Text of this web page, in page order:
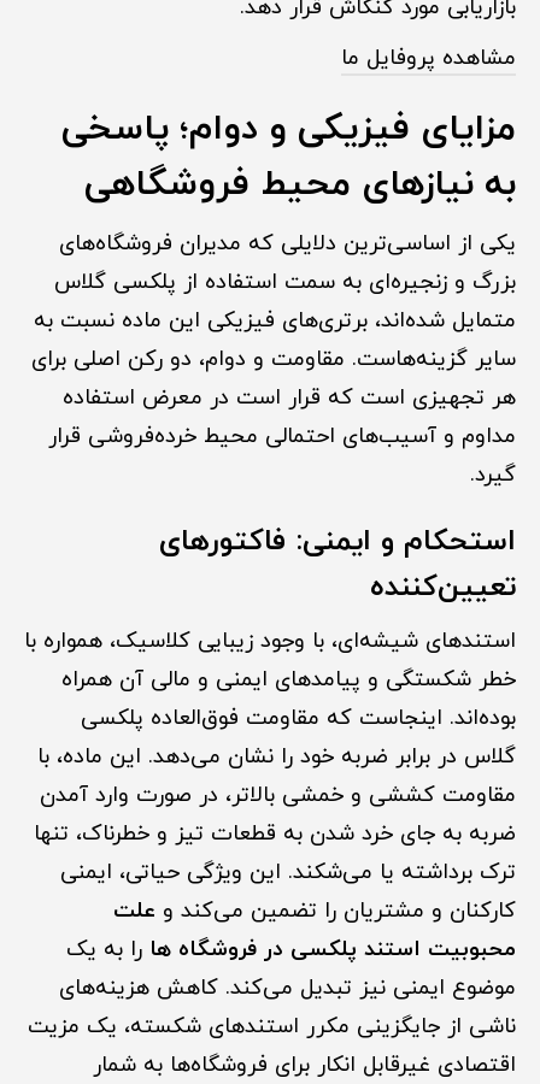
بازاریابی مورد کنکاش قرار دهد.
مشاهده پروفایل ما
مزایای فیزیکی و دوام؛ پاسخی
به نیازهای محیط فروشگاهی
یکی از اساسی‌ترین دلایلی که مدیران فروشگاه‌های
بزرگ و زنجیره‌ای به سمت استفاده از پلکسی گلاس
متمایل شده‌اند، برتری‌های فیزیکی این ماده نسبت به
سایر گزینه‌هاست. مقاومت و دوام، دو رکن اصلی برای
هر تجهیزی است که قرار است در معرض استفاده
مداوم و آسیب‌های احتمالی محیط خرده‌فروشی قرار
گیرد.
استحکام و ایمنی: فاکتورهای
تعیین‌کننده
استندهای شیشه‌ای، با وجود زیبایی کلاسیک، همواره با
خطر شکستگی و پیامدهای ایمنی و مالی آن همراه
بوده‌اند. اینجاست که مقاومت فوق‌العاده پلکسی
گلاس در برابر ضربه خود را نشان می‌دهد. این ماده، با
مقاومت کششی و خمشی بالاتر، در صورت وارد آمدن
ضربه به جای خرد شدن به قطعات تیز و خطرناک، تنها
ترک برداشته یا می‌شکند. این ویژگی حیاتی، ایمنی
کارکنان و مشتریان را تضمین می‌کند و علت
محبوبیت استند پلکسی در فروشگاه ها را به یک
موضوع ایمنی نیز تبدیل می‌کند. کاهش هزینه‌های
ناشی از جایگزینی مکرر استندهای شکسته، یک مزیت
اقتصادی غیرقابل انکار برای فروشگاه‌ها به شمار